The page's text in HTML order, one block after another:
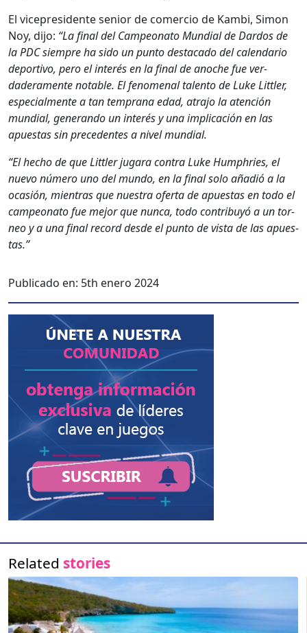
El vicepres­i­dente senior de com­er­cio de Kam­bi, Simon
Noy, dijo: “La final del Campe­ona­to Mundi­al de Dar­d­os de
la PDC siem­pre ha sido un pun­to desta­ca­do del cal­en­dario
deporti­vo, pero el interés en la final de anoche fue ver­
dadera­mente notable. El fenom­e­nal tal­en­to de Luke Lit­tler,
espe­cial­mente a tan tem­prana edad, atra­jo la aten­ción
mundi­al, generan­do un interés y una impli­cación en las
apues­tas sin prece­dentes a niv­el mundi­al.
“El hecho de que Lit­tler jugara con­tra Luke Humphries, el
nue­vo número uno del mun­do, en la final solo añadió a la
ocasión, mien­tras que nues­tra ofer­ta de apues­tas en todo el
campe­ona­to fue mejor que nun­ca, todo con­tribuyó a un tor­
neo y a una final record des­de el pun­to de vista de las apues­
tas.”
Publicado en: 5th enero 2024
Related stories